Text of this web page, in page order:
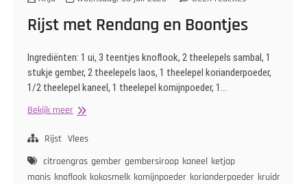
Rijst met Rendang en Boontjes
Ingrediënten: 1 ui, 3 teentjes knoflook, 2 theelepels sambal, 1
stukje gember, 2 theelepels laos, 1 theelepel korianderpoeder,
1/2 theelepel kaneel, 1 theelepel komijnpoeder, 1…
Bekijk meerRijst
Rendang
Boontjes
Rijst Vlees
citroengras gember gembersiroop kaneel ketjap
manis knoflook kokosmelk komijnpoeder korianderpoeder